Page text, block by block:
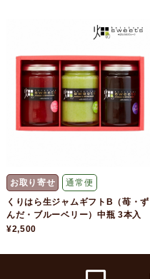
お取り寄せ
通常便
くりはら生ジャムギフトB（苺・ず
んだ・ブルーベリー）中瓶 3本入
¥2,500